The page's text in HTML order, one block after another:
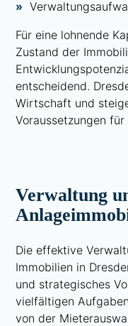
Für eine lohnende
Zustand der
entscheidend.
Wirtschaft und
Voraussetzungen
Verwaltung
Die effektive
Immobilien in
und strategisches
vielfältigen
von der